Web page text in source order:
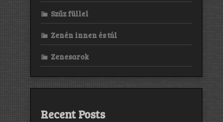
Szűz füllel
Zenén innen és túl
Zenesarok
Recent Posts